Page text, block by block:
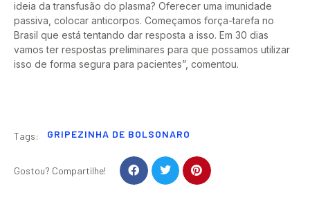
ideia da transfusão do plasma? Oferecer uma imunidade
passiva, colocar anticorpos. Começamos força-tarefa no
Brasil que está tentando dar resposta a isso. Em 30 dias
vamos ter respostas preliminares para que possamos utilizar
isso de forma segura para pacientes”, comentou.
Tags: GRIPEZINHA DE BOLSONARO
Gostou? Compartilhe!